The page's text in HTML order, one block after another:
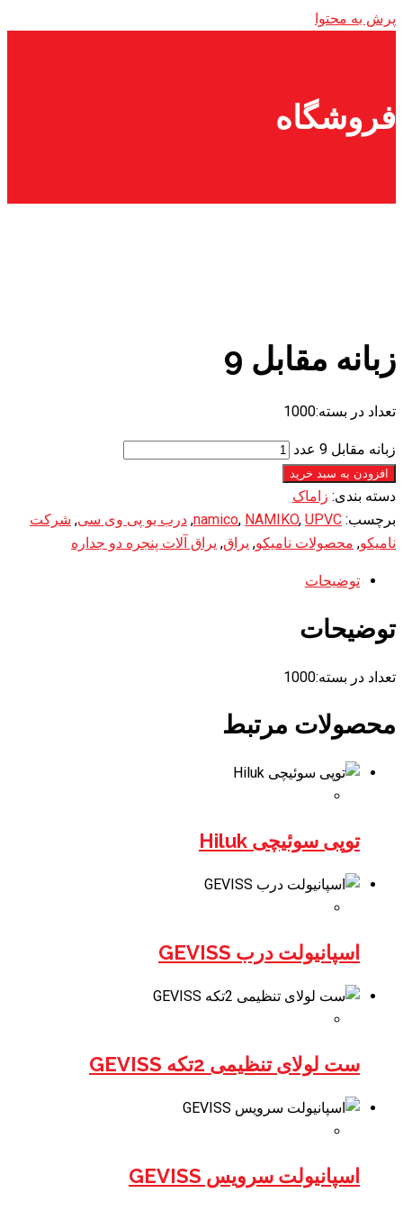
پرش به محتوا
فروشگاه
زبانه مقابل 9
تعداد در بسته:1000
زبانه مقابل 9 عدد
افزودن به سبد خرید
دسته بندی: زاماک
برچسب:
namico, NAMIKO, UPVC
, درب یو پی وی سی, شرکت
نامیکو, محصولات نامیکو, یراق, یراق آلات پنجره دو جداره
توضیحات
توضیحات
تعداد در بسته:1000
محصولات مرتبط
توپی سوئیچی Hiluk
اسپانیولت درب GEVISS
ست لولای تنظیمی 2تکه GEVISS
اسپانیولت سرویس GEVISS